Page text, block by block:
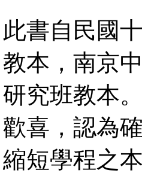
此書自民國
教本，南京
研究班教本
歡喜，認為
縮短學程之